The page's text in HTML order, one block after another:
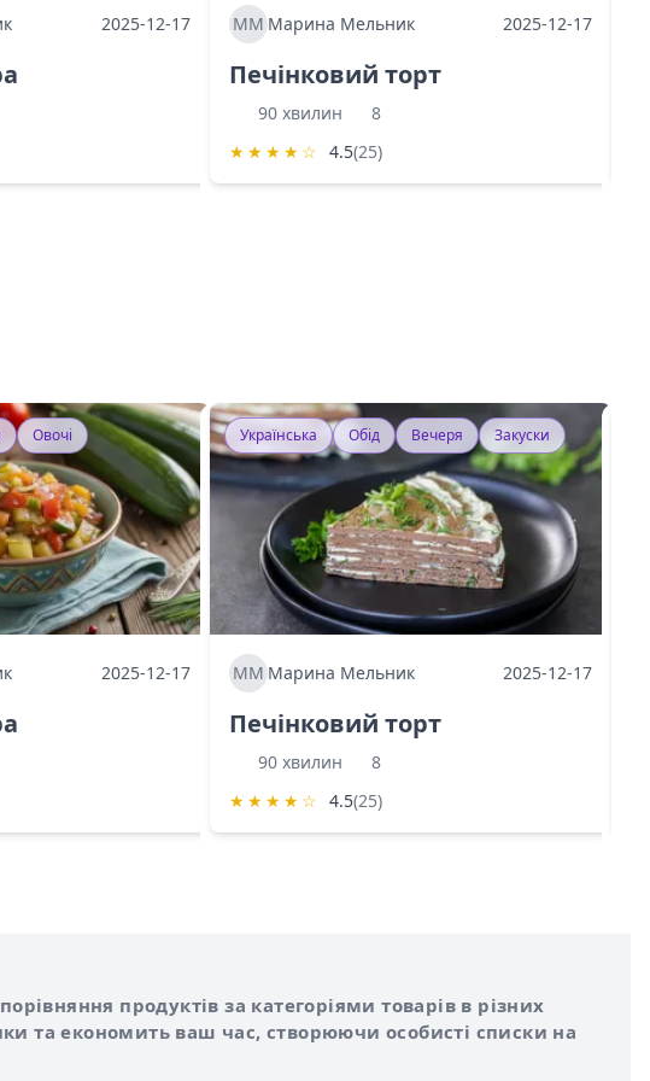
2025-12-17 МММарина Мельник 2025-12-17
Печінковий торт
90 хвилин
8
★ ★ ★ ★ ☆ 4.5(25)
Овочі
2025-12-17
Українська Обід Вечеря Закуски
МММарина Мельник 2025-12-17
Печінковий торт
90 хвилин
8
★ ★ ★ ★ ☆ 4.5(25)
продуктів за категоріями товарів в різних
та економить ваш час, створюючи особисті списки на